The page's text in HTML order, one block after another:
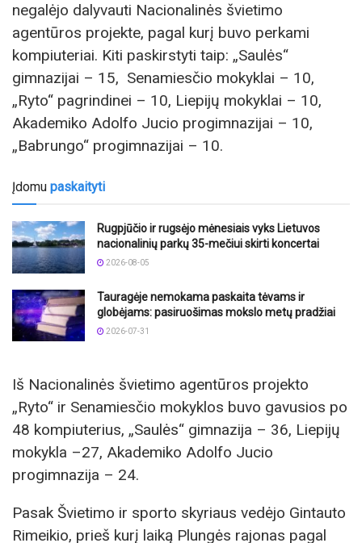
negalėjo dalyvauti Nacionalinės švietimo
agentūros projekte, pagal kurį buvo perkami
kompiuteriai. Kiti paskirstyti taip: „Saulės“
gimnazijai – 15, Senamiesčio mokyklai – 10,
„Ryto“ pagrindinei – 10, Liepijų mokyklai – 10,
Akademiko Adolfo Jucio progimnazijai – 10,
„Babrungo“ progimnazijai – 10.
Įdomu paskaityti
Rugpjūčio ir rugsėjo mėnesiais vyks Lietuvos
nacionalinių parkų 35-mečiui skirti koncertai
2026-08-05
Tauragėje nemokama paskaita tėvams ir
globėjams: pasiruošimas mokslo metų pradžiai
2026-07-31
Iš Nacionalinės švietimo agentūros projekto
„Ryto“ ir Senamiesčio mokyklos buvo gavusios po
48 kompiuterius, „Saulės“ gimnazija – 36, Liepijų
mokykla –27, Akademiko Adolfo Jucio
progimnazija – 24.
Pasak Švietimo ir sporto skyriaus vedėjo Gintauto
Rimeikio, prieš kurį laiką Plungės rajonas pagal